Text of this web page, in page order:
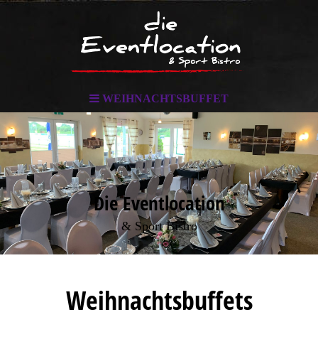
WEIHNACHTSBUFFET
Die Eventlocation
& Sport Bistro
Weihnachtsbuffets